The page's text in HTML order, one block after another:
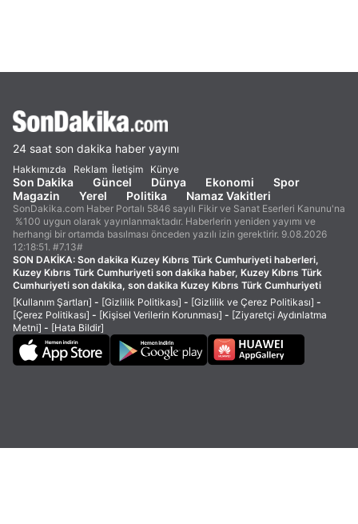
24 saat son dakika haber yayını
Hakkımızda Reklam İletişim Künye
Son Dakika Güncel Dünya Ekonomi
Spor
Magazin
Yerel Politika Namaz Vakitleri
SonDakika.com Haber Portalı 5846 sayılı Fikir ve Sanat Eserleri Kanunu'na
%100 uygun olarak yayınlanmaktadır. Haberlerin yeniden yayımı ve
herhangi bir ortamda basılması önceden yazılı izin gerektirir. 9.08.2026
12:18:51. #7.13#
SON DAKİKA: Son dakika Kuzey Kıbrıs Türk Cumhuriyeti haberleri,
Kuzey Kıbrıs Türk Cumhuriyeti son dakika haber, Kuzey Kıbrıs Türk
Cumhuriyeti son dakika, son dakika Kuzey Kıbrıs Türk Cumhuriyeti
[Kullanım Şartları] - [Gizlilik Politikası] - [Gizlilik ve Çerez Politikası] -
[Çerez Politikası] - [Kişisel Verilerin Korunması] - [Ziyaretçi Aydınlatma
Metni] - [Hata Bildir]